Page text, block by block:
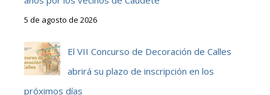
5 de agosto de 2026
El VII Concurso de Decoración de Calles
abrirá su plazo de inscripción en los
próximos días